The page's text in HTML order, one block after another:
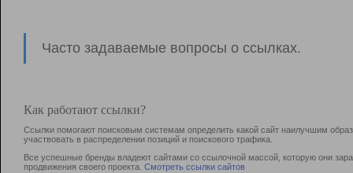
Часто задаваемые вопросы о ссылках.
Как работают ссылки?
Ссылки помогают поисковым системам определить какой сайт наилучшим
участвовать в раcпределении позиций и поискового трафика.
Все успешные бренды владеют сайтами со ссылочной массой, которую они
продвижения своего проекта. Смотреть ссылки сайтов